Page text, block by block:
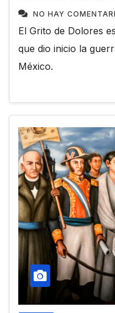
NO HAY
El Grito de Dolores
que dio inicio la
México.